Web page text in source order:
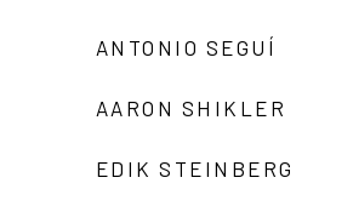
ANTONIO SEGUÍ
AARON SHIKLER
EDIK STEINBERG